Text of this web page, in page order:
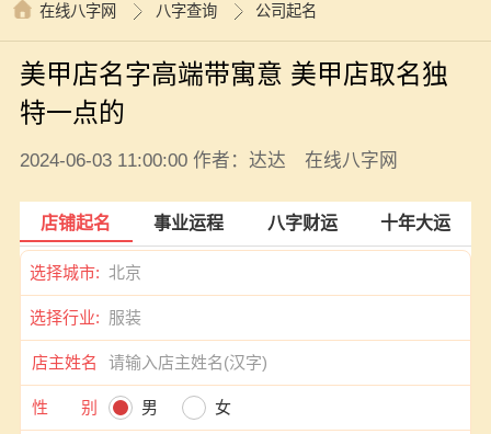
在线八字网 八字查询 公司起名
美甲店名字高端带寓意 美甲店取名独
特一点的
2024-06-03 11:00:00 作者：达达 在线八字网
店铺起名 事业运程 八字财运 十年大运
选择城市:
选择行业:
店主姓名
性 别 男 女